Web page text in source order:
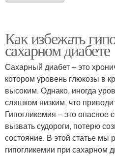
Как избежать
сахарном диабете
Сахарный диабет – это
котором уровень глюкозы в
высоким. Однако, иногда
слишком низким, что
Гипогликемия – это опасное
вызвать судороги, потерю
состояние. В этой статье мы
гипогликемии при сахарном